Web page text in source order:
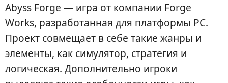
Abyss Forge — игра от компании Forge
Works, разработанная для платформы PC.
Проект совмещает в себе такие жанры и
элементы, как симулятор, стратегия и
логическая. Дополнительно игроки